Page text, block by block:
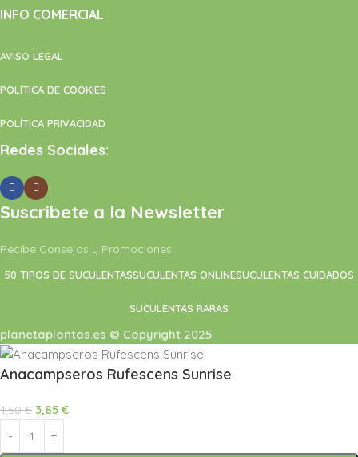
INFO COMERCIAL
AVISO LEGAL
POLÍTICA DE COOKIES
POLÍTICA PRIVACIDAD
Redes Sociales:
Suscribete a la Newsletter
Recibe Consejos y Promociones
50 TIPOS DE SUCULENTASSUCULENTAS ONLINESUCULENTAS CUIDADOS
SUCULENTAS RARAS
planetaplantas.es © Copyright 2025
Anacampseros Rufescens Sunrise
4,50€ 3,85 €